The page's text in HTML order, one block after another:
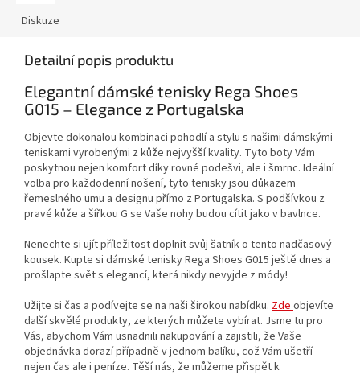
Diskuze
Detailní popis produktu
Elegantní dámské tenisky Rega Shoes
G015 – Elegance z Portugalska
Objevte dokonalou kombinaci pohodlí a stylu s našimi dámskými
teniskami vyrobenými z kůže nejvyšší kvality. Tyto boty Vám
poskytnou nejen komfort díky rovné podešvi, ale i šmrnc. Ideální
volba pro každodenní nošení, tyto tenisky jsou důkazem
řemeslného umu a designu přímo z Portugalska. S podšívkou z
pravé kůže a šířkou G se Vaše nohy budou cítit jako v bavlnce.
Nenechte si ujít příležitost doplnit svůj šatník o tento nadčasový
kousek. Kupte si dámské tenisky Rega Shoes G015 ještě dnes a
prošlapte svět s elegancí, která nikdy nevyjde z módy!
Užijte si čas a podívejte se na naši širokou nabídku. Zdeobjevíte
další skvělé produkty, ze kterých můžete vybírat. Jsme tu pro
Vás, abychom Vám usnadnili nakupování a zajistili, že Vaše
objednávka dorazí případně v jednom balíku, což Vám ušetří
nejen čas ale i peníze. Těší nás, že můžeme přispět k